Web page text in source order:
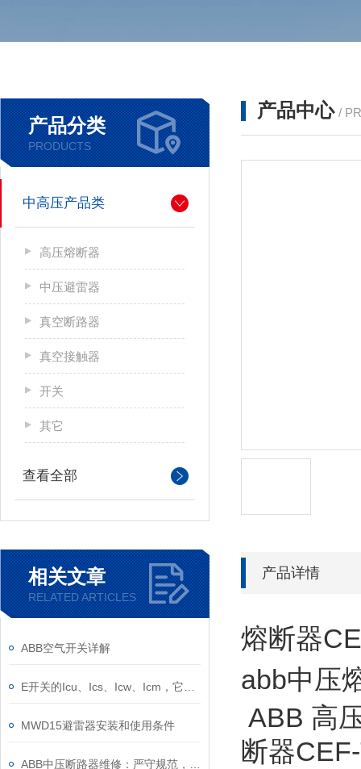
产品分类
PRODUCTS
中高压产品类
高压熔断器
中压避雷器
真空断路器
真空接触器
开关
其它
查看全部
相关文章
RELATED ARTICLES
ABB空气开关详解
MWD15避雷器安装和使用条件
产品中心 /
产品详情
熔断器
abb中压
ABB 高
断器